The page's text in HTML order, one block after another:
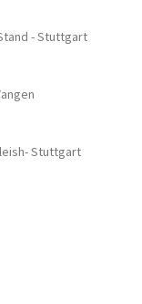
- Stuttgart
Stuttgart